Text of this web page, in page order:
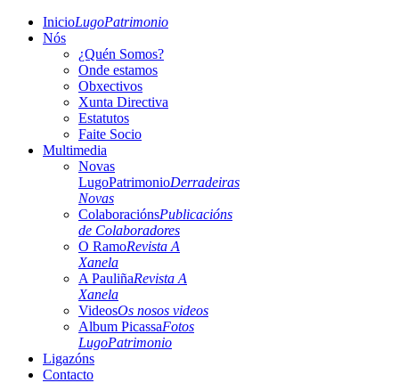
InicioLugoPatrimonio
Nós
¿Quén Somos?
Onde estamos
Obxectivos
Xunta Directiva
Estatutos
Faite Socio
Multimedia
Novas
LugoPatrimonioDerradeiras
Novas
ColaboraciónsPublicacións
de Colaboradores
O RamoRevista A
Xanela
A PauliñaRevista A
Xanela
VideosOs nosos videos
Album PicassaFotos
LugoPatrimonio
Ligazóns
Contacto